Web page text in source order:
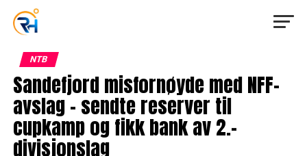
NTB
Sandefjord misfornøyde med NFF-
avslag – sendte reserver til
cupkamp og fikk bank av 2.-
divisjonslag